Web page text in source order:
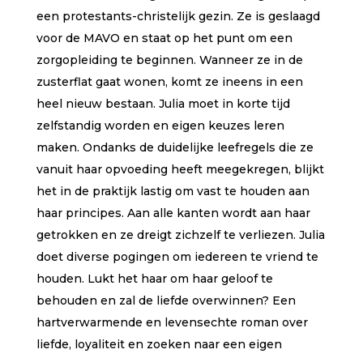
een protestants-christelijk gezin. Ze is geslaagd
voor de MAVO en staat op het punt om een
zorgopleiding te beginnen. Wanneer ze in de
zusterflat gaat wonen, komt ze ineens in een
heel nieuw bestaan. Julia moet in korte tijd
zelfstandig worden en eigen keuzes leren
maken. Ondanks de duidelijke leefregels die ze
vanuit haar opvoeding heeft meegekregen, blijkt
het in de praktijk lastig om vast te houden aan
haar principes. Aan alle kanten wordt aan haar
getrokken en ze dreigt zichzelf te verliezen. Julia
doet diverse pogingen om iedereen te vriend te
houden. Lukt het haar om haar geloof te
behouden en zal de liefde overwinnen? Een
hartverwarmende en levensechte roman over
liefde, loyaliteit en zoeken naar een eigen